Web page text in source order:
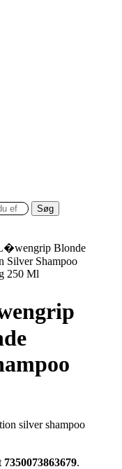
Søg
Blonde
Silver Shampoo
250 Ml
silver shampoo
7350073863679.